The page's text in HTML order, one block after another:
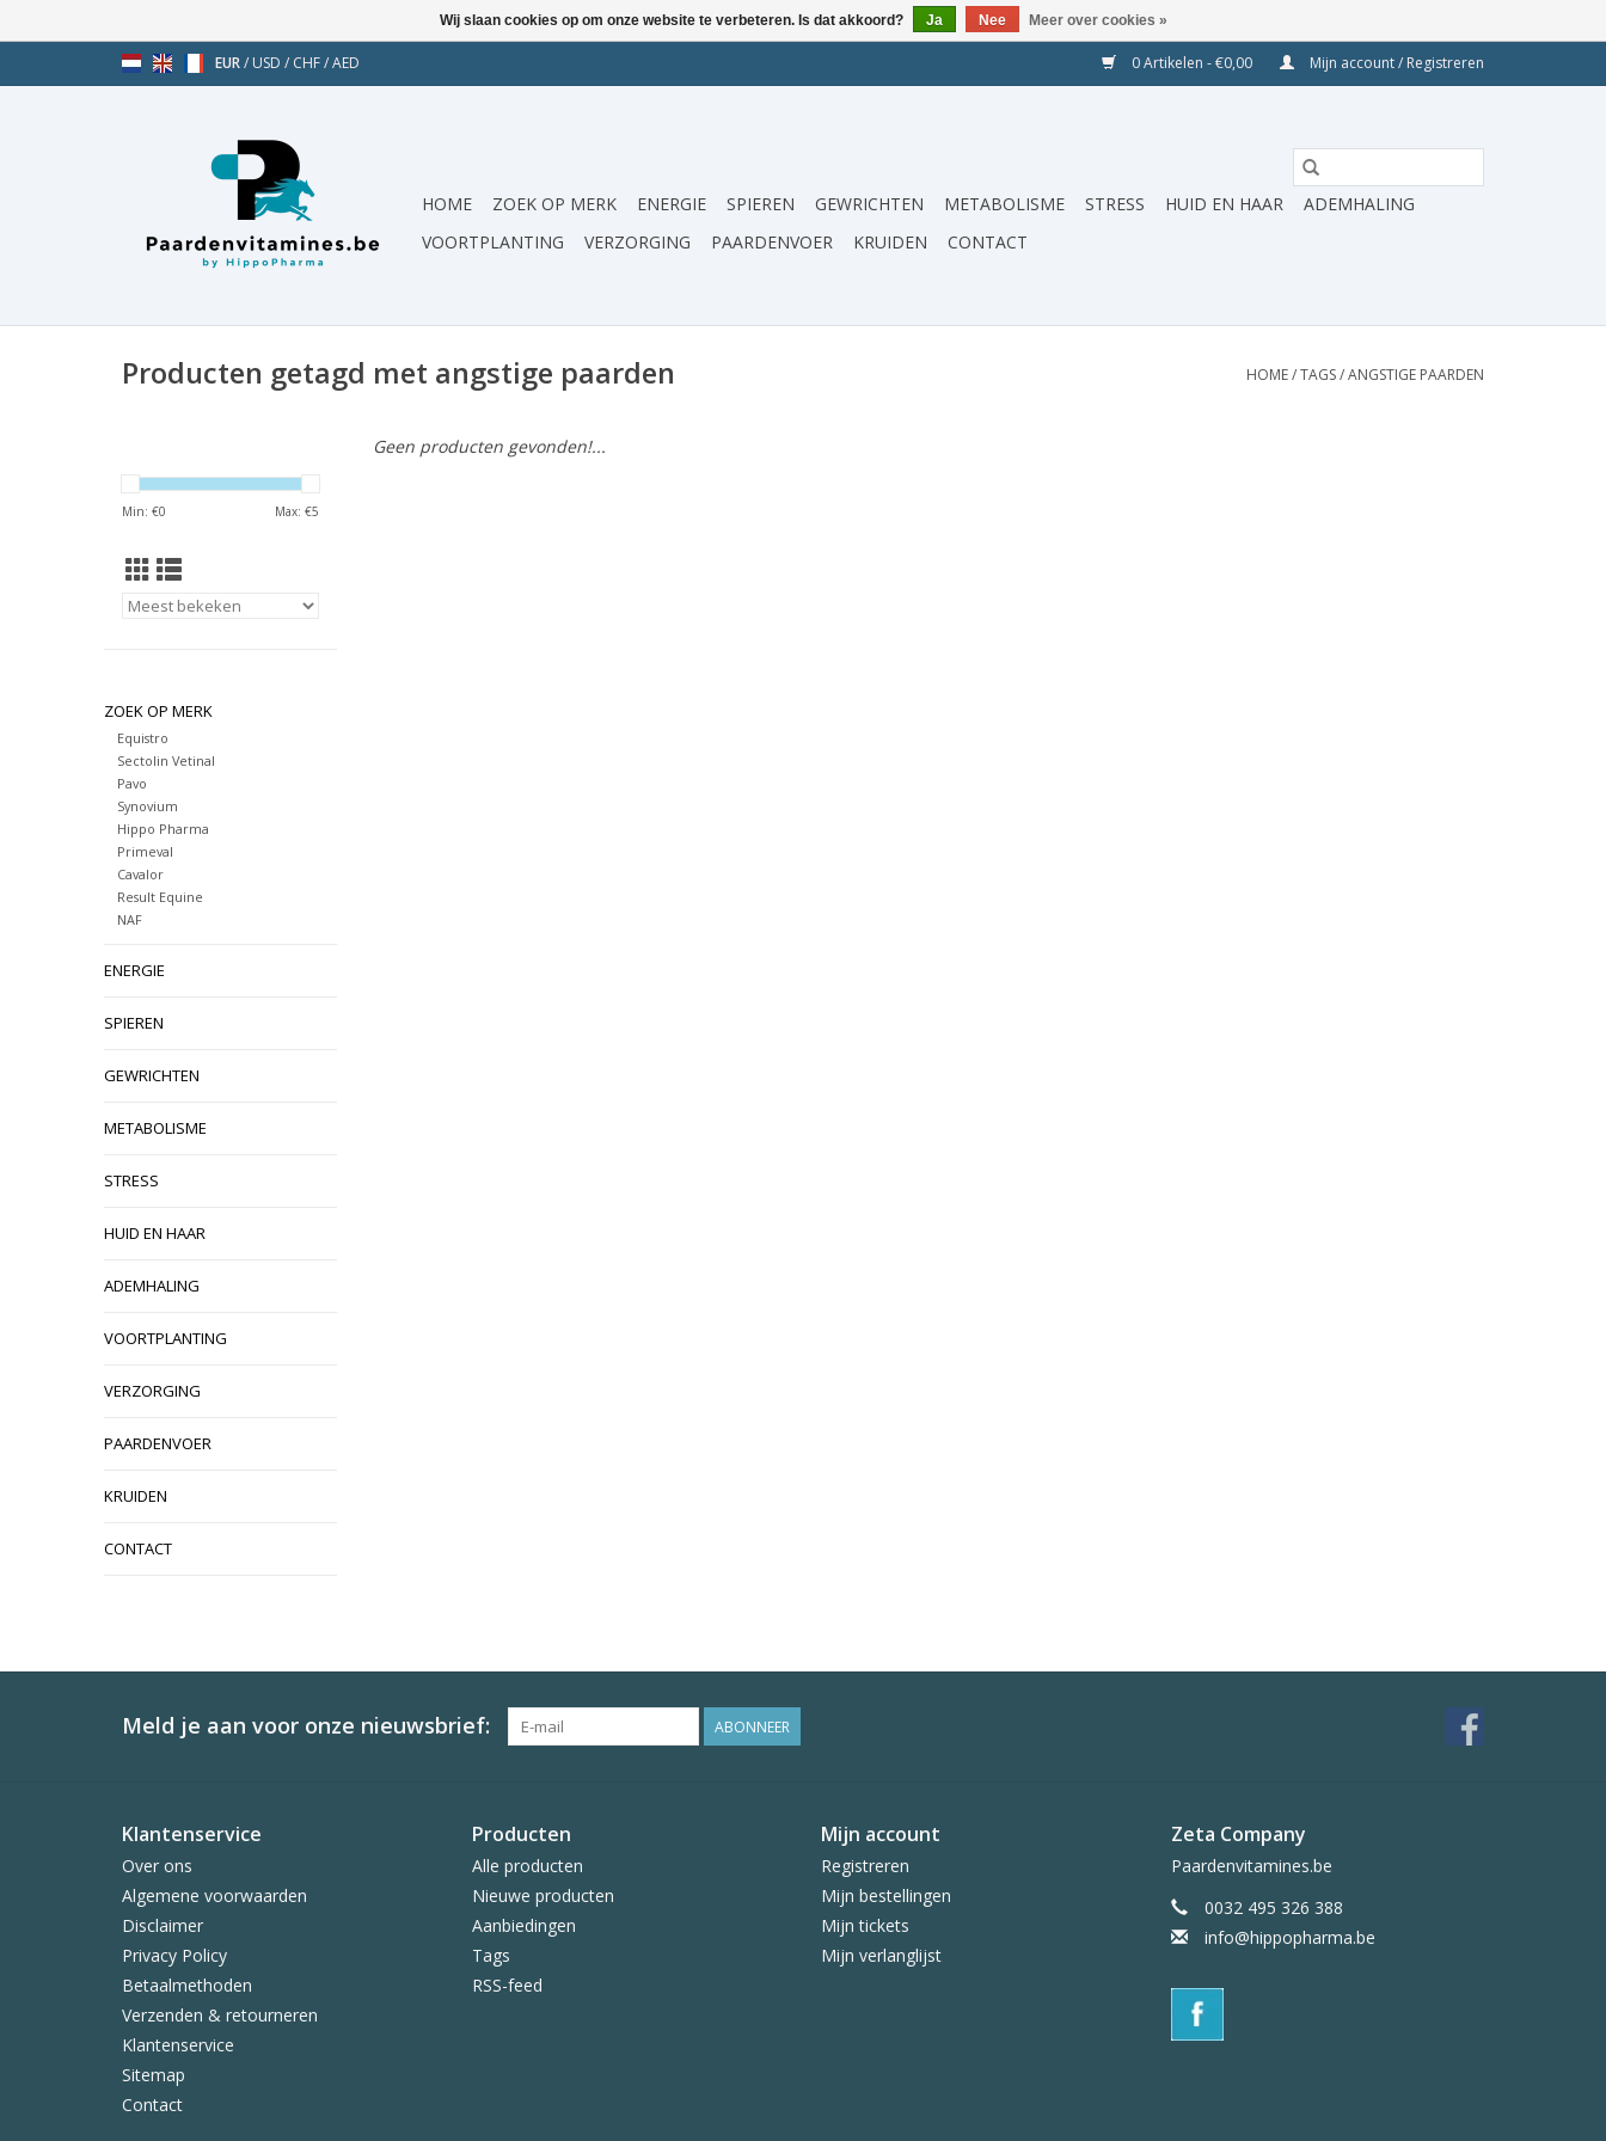
EUR/ USD / CHF/AED 0 Artikelen - €0,00 Mijn account / Registreren
HOME ZOEK OP MERK ENERGIE SPIEREN GEWRICHTEN METABOLISME STRESS HUID EN HAAR
ADEMHALING
VOORTPLANTING
VERZORGING PAARDENVOER KRUIDEN CONTACT
Producten getagd met angstige paarden HOME/TAGS/ANGSTIGE PAARDEN
Min: €0 Max: €5
ZOEK OP MERK
Equistro
Sectolin Vetinal
Pavo
Synovium
Hippo Pharma
Primeval
Cavalor
Result Equine
NAF
ENERGIE
SPIEREN
GEWRICHTEN
METABOLISME
STRESS
HUID EN HAAR
ADEMHALING
VOORTPLANTING
VERZORGING
PAARDENVOER
KRUIDEN
CONTACT
Geen producten gevonden!...
Meld je aan voor onze nieuwsbrief: ABONNEER
Klantenservice
Over ons
Algemene voorwaarden
Disclaimer
Privacy Policy
Betaalmethoden
Verzenden & retourneren
Klantenservice
Sitemap
Contact
Producten
Alle producten
Nieuwe producten
Aanbiedingen
Tags
RSS-feed
Mijn account
Registreren
Mijn bestellingen
Mijn tickets
Mijn verlanglijst
Zeta Company
Paardenvitamines.be
0032 495 326 388
info@hippopharma.be
Wij slaan cookies op om onze website te verbeteren. Is dat akkoord? Ja Nee Meer over cookies »